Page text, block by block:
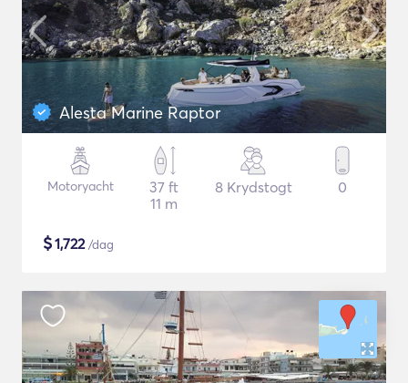
Alesta Marine Raptor
Motoryacht
37 ft
11 m
8 Krydstogt 0
$1,722/dag